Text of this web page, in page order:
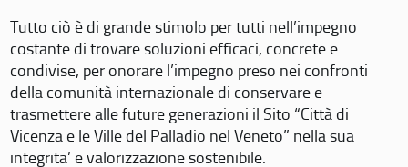
Tutto ciò è di grande stimolo per tutti nell’impegno
costante di trovare soluzioni efficaci, concrete e
condivise, per onorare l’impegno preso nei confronti
della comunità internazionale di conservare e
trasmettere alle future generazioni il Sito “Città di
Vicenza e le Ville del Palladio nel Veneto” nella sua
integrita’ e valorizzazione sostenibile.